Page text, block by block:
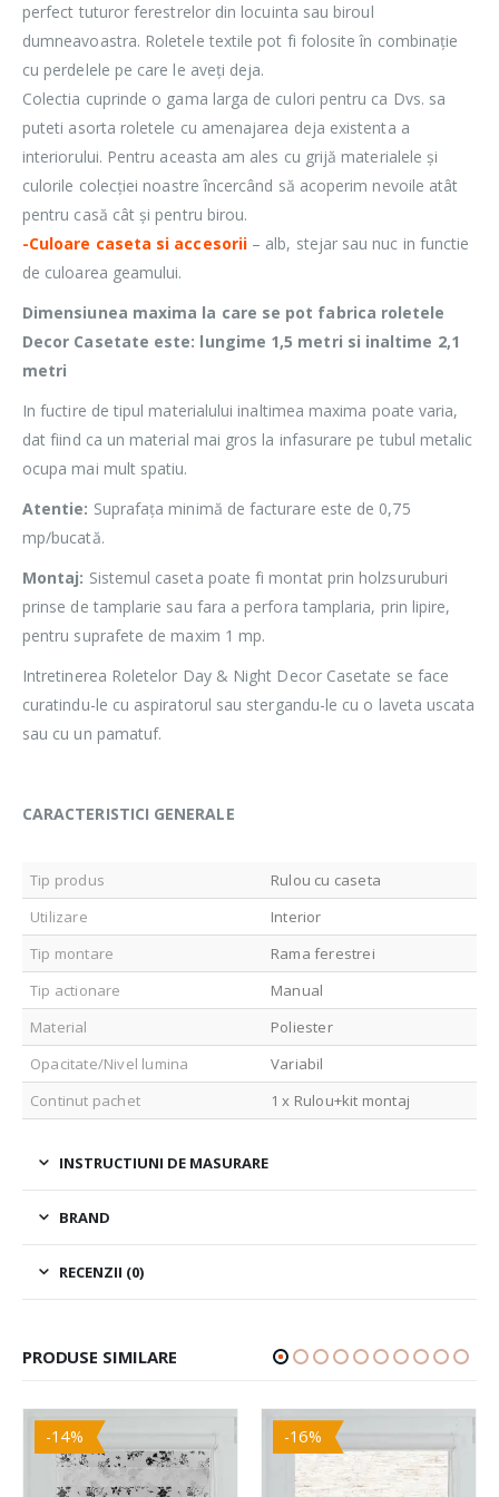
perfect tuturor ferestrelor din locuinta sau biroul
dumneavoastra. Roletele textile pot fi folosite în combinație
cu perdelele pe care le aveți deja.
Colectia cuprinde o gama larga de culori pentru ca Dvs. sa
puteti asorta roletele cu amenajarea deja existenta a
interiorului. Pentru aceasta am ales cu grijă materialele și
culorile colecției noastre încercând să acoperim nevoile atât
pentru casă cât și pentru birou.
-Culoare caseta si accesorii– alb, stejar sau nuc in functie
de culoarea geamului.
Dimensiunea maxima la care se pot fabrica roletele
Decor Casetate este: lungime 1,5 metri si inaltime 2,1
metri
In fuctire de tipul materialului inaltimea maxima poate varia,
dat fiind ca un material mai gros la infasurare pe tubul metalic
ocupa mai mult spatiu.
Atentie: Suprafața minimă de facturare este de 0,75
mp/bucată.
Montaj: Sistemul caseta poate fi montat prin holzsuruburi
prinse de tamplarie sau fara a perfora tamplaria, prin lipire,
pentru suprafete de maxim 1 mp.
Intretinerea Roletelor Day & Night Decor Casetate se face
curatindu-le cu aspiratorul sau stergandu-le cu o laveta uscata
sau cu un pamatuf.
CARACTERISTICI GENERALE
Tip produs
Rulou cu caseta
Utilizare
Interior
Tip montare
Rama ferestrei
Tip actionare
Manual
Material
Poliester
Opacitate/Nivel lumina
Variabil
Continut pachet
1 x Rulou+kit montaj
INSTRUCTIUNI DE MASURARE
BRAND
RECENZII (0)
PRODUSE SIMILARE
-14% -16%